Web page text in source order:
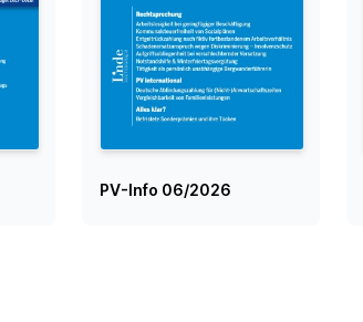
PV-Info 06/2026